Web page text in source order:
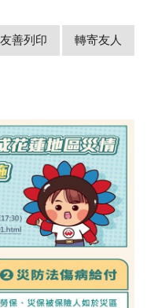
友善列印 轉寄友人